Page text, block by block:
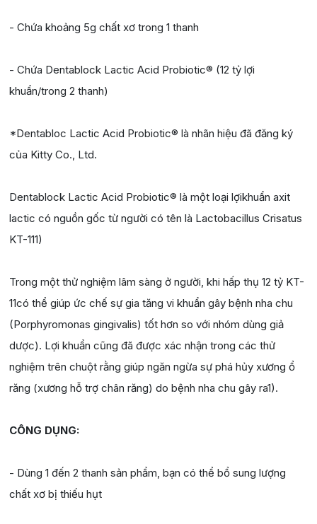
- Chứa khoảng 5g chất xơ trong 1 thanh
- Chứa Dentablock Lactic Acid Probiotic® (12 tỷ lợi
khuẩn/trong 2 thanh)
*Dentabloc Lactic Acid Probiotic® là nhãn hiệu đã đăng ký
của Kitty Co., Ltd.
Dentablock Lactic Acid Probiotic® là một loại lợikhuẩn axit
lactic có nguồn gốc từ người có tên là Lactobacillus Crisatus
KT-111)
Trong một thử nghiệm lâm sàng ở người, khi hấp thụ 12 tỷ KT-
11có thể giúp ức chế sự gia tăng vi khuẩn gây bệnh nha chu
(Porphyromonas gingivalis) tốt hơn so với nhóm dùng giả
dược). Lợi khuẩn cũng đã được xác nhận trong các thử
nghiệm trên chuột rằng giúp ngăn ngừa sự phá hủy xương ổ
răng (xương hỗ trợ chân răng) do bệnh nha chu gây ra1).
CÔNG DỤNG:
- Dùng 1 đến 2 thanh sản phẩm, bạn có thể bổ sung lượng
chất xơ bị thiếu hụt